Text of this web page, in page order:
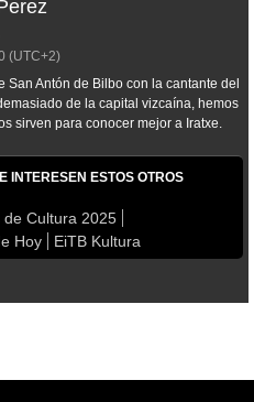
(UTC+2)
Antón de Bilbo con la cantante del
de la capital vizcaína, hemos
sirven para conocer mejor a Iratxe.
INTERESEN ESTOS OTROS
de Cultura 2025
Hoy
EiTB Kultura